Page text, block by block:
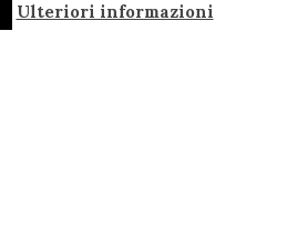
Ulteriori informazioni